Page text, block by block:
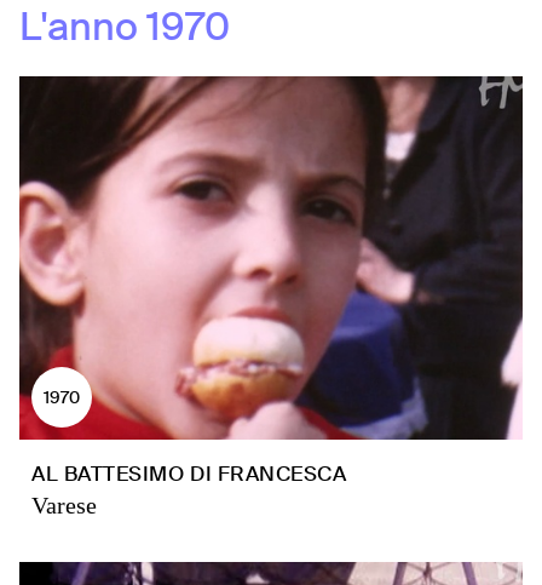
L'anno1970
1970
AL BATTESIMO DI FRANCESCA
Varese